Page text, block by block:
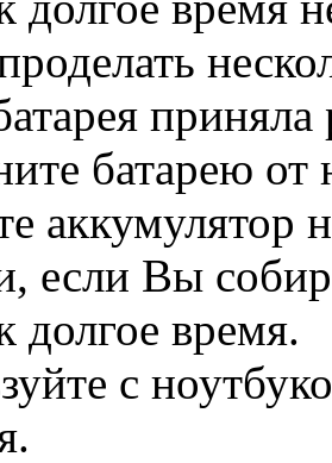
батарею от
аккумулятор
если Вы
долгое время.
с